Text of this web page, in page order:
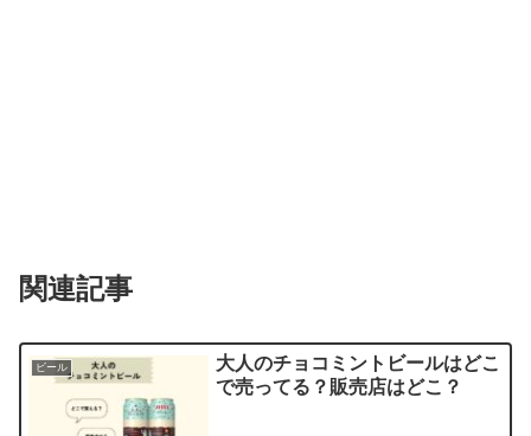
関連記事
ビール
大人のチョコミントビールはどこ
で売ってる？販売店はどこ？